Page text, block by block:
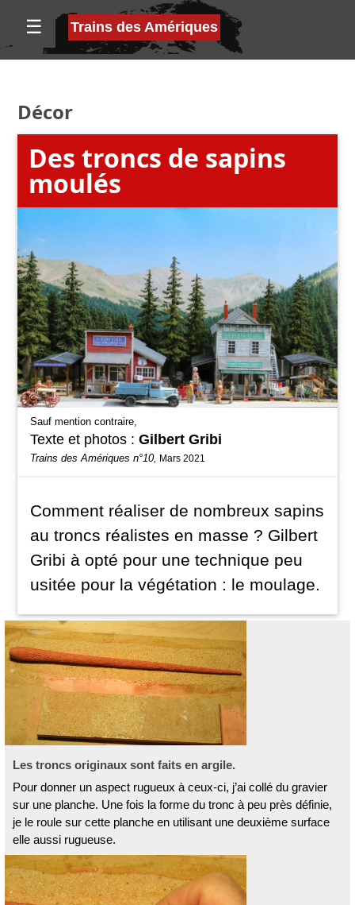
☰ Trains des Amériques
Décor
Des troncs de sapins
moulés
Sauf mention contraire,
Texte et photos : Gilbert Gribi
Trains des Amériques n°10, Mars 2021
Comment réaliser de nombreux sapins
au troncs réalistes en masse ? Gilbert
Gribi à opté pour une technique peu
usitée pour la végétation : le moulage.
Les troncs originaux sont faits en argile.
Pour donner un aspect rugueux à ceux-ci, j’ai collé du gravier
sur une planche. Une fois la forme du tronc à peu près définie,
je le roule sur cette planche en utilisant une deuxième surface
elle aussi rugueuse.